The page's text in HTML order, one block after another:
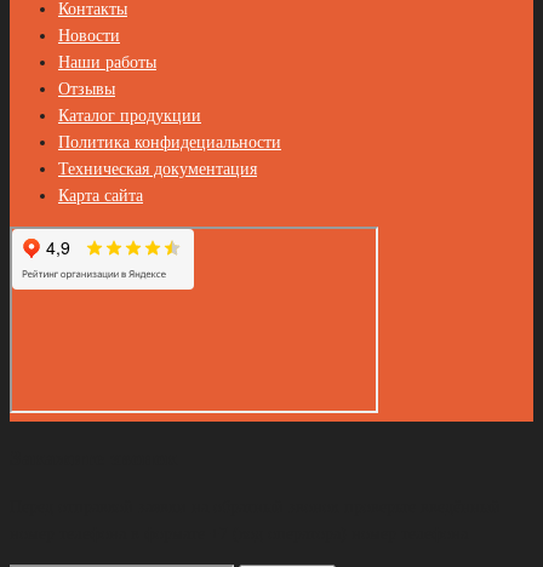
Контакты
Новости
Наши работы
Отзывы
Каталог продукции
Политика конфидециальности
Техническая документация
Карта сайта